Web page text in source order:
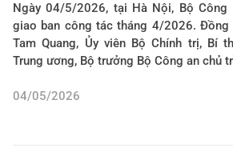
Ngày 04/5/2026, tại Hà Nội, Bộ
giao ban công tác tháng 4/2026.
Tam Quang, Ủy viên Bộ Chính trị, Bí
Trung ương, Bộ trưởng Bộ Công an chủ
04/05/2026